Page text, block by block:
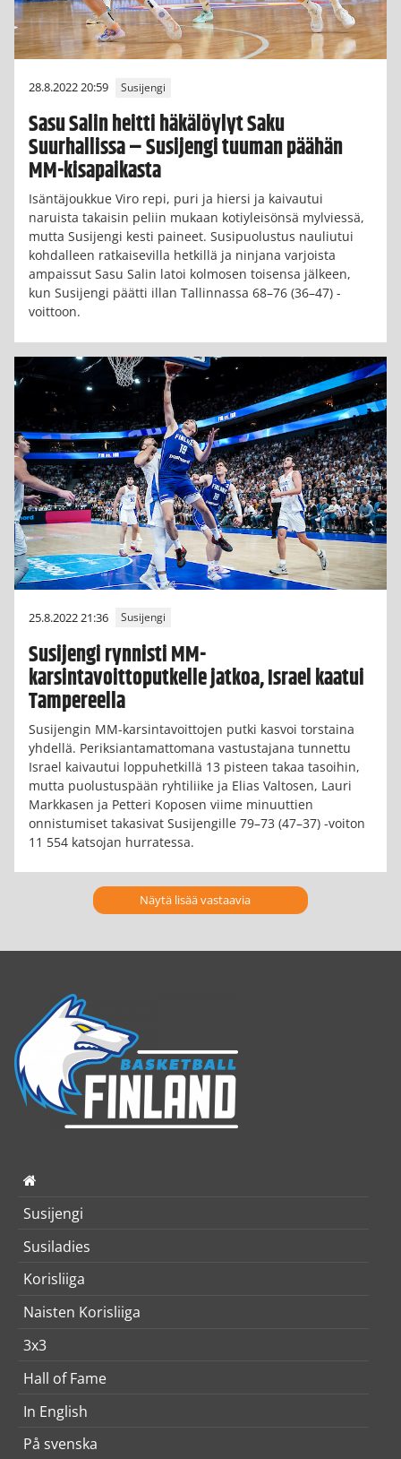
28.8.2022 20:59 Susijengi
Sasu Salin heitti häkälöylyt Saku
Suurhallissa – Susijengi tuuman päähän
MM-kisapaikasta
Isäntäjoukkue Viro repi, puri ja hiersi ja kaivautui
naruista takaisin peliin mukaan kotiyleisönsä mylviessä,
mutta Susijengi kesti paineet. Susipuolustus nauliutui
kohdalleen ratkaisevilla hetkillä ja ninjana varjoista
ampaissut Sasu Salin latoi kolmosen toisensa jälkeen,
kun Susijengi päätti illan Tallinnassa 68–76 (36–47) -
voittoon.
25.8.2022 21:36 Susijengi
Susijengi rynnisti MM-
karsintavoittoputkelle jatkoa, Israel kaatui
Tampereella
Susijengin MM-karsintavoittojen putki kasvoi torstaina
yhdellä. Periksiantamattomana vastustajana tunnettu
Israel kaivautui loppuhetkillä 13 pisteen takaa tasoihin,
mutta puolustuspään ryhtiliike ja Elias Valtosen, Lauri
Markkasen ja Petteri Koposen viime minuuttien
onnistumiset takasivat Susijengille 79–73 (47–37) -voiton
11 554 katsojan hurratessa.
Näytä lisää vastaavia
Susijengi
Susiladies
Korisliiga
Naisten Korisliiga
3x3
Hall of Fame
In English
På svenska